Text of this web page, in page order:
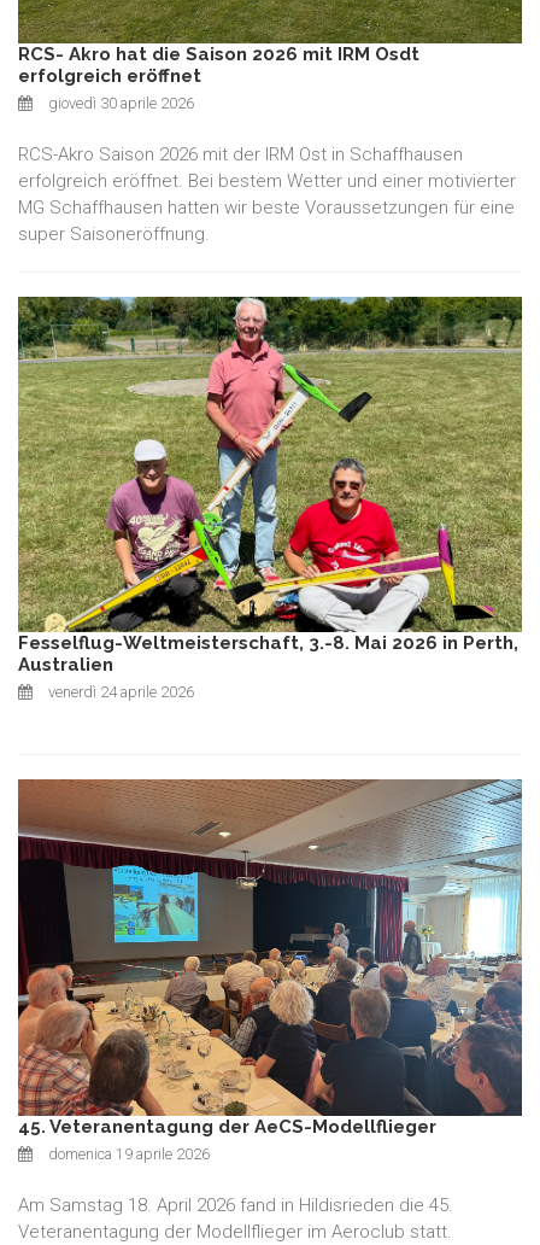
RCS- Akro hat die Saison 2026 mit IRM Osdt
erfolgreich eröffnet
giovedì 30 aprile 2026
RCS-Akro Saison 2026 mit der IRM Ost in Schaffhausen
erfolgreich eröffnet. Bei bestem Wetter und einer motivierter
MG Schaffhausen hatten wir beste Voraussetzungen für eine
super Saisoneröffnung.
Fesselflug-Weltmeisterschaft, 3.-8. Mai 2026 in Perth,
Australien
venerdì 24 aprile 2026
45. Veteranentagung der AeCS-Modellflieger
domenica 19 aprile 2026
Am Samstag 18. April 2026 fand in Hildisrieden die 45.
Veteranentagung der Modellflieger im Aeroclub statt.